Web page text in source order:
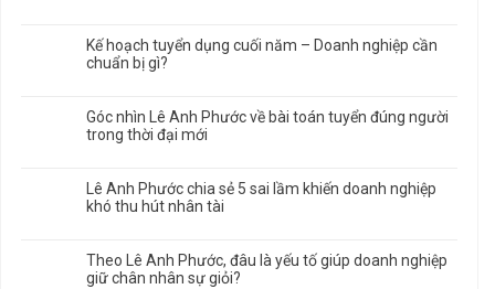
Kế hoạch tuyển dụng cuối năm – Doanh nghiệp cần
chuẩn bị gì?
Góc nhìn Lê Anh Phước về bài toán tuyển đúng người
trong thời đại mới
Lê Anh Phước chia sẻ 5 sai lầm khiến doanh nghiệp
khó thu hút nhân tài
Theo Lê Anh Phước, đâu là yếu tố giúp doanh nghiệp
giữ chân nhân sự giỏi?